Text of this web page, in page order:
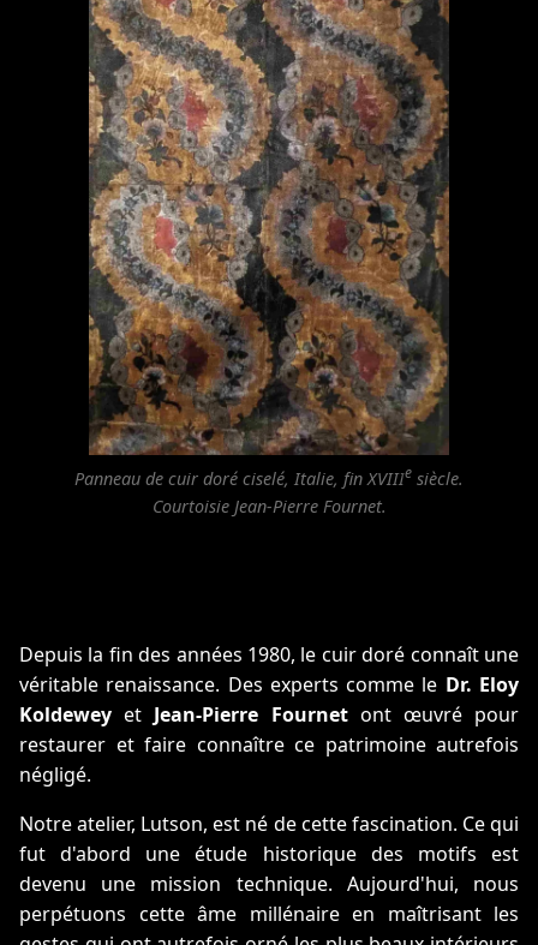
Panneau de cuir doré ciselé, Italie, fin XVIIIe siècle.
Courtoisie Jean-Pierre Fournet.
Depuis la fin des années 1980, le cuir doré connaît une
véritable renaissance. Des experts comme le Dr. Eloy
Koldewey et Jean-Pierre Fournetont œuvré pour
restaurer et faire connaître ce patrimoine autrefois
négligé.
Notre atelier, Lutson, est né de cette fascination. Ce qui
fut d'abord une étude historique des motifs est
devenu une mission technique. Aujourd'hui, nous
perpétuons cette âme millénaire en maîtrisant les